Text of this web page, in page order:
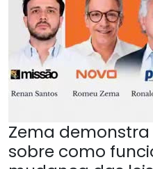
Zema
sobre como